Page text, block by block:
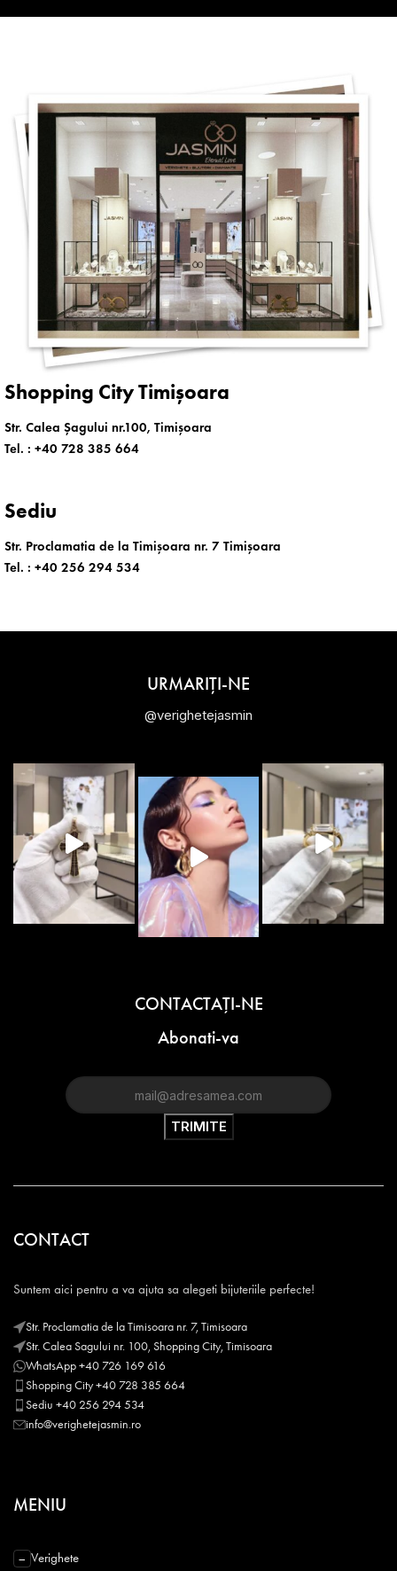
Shopping City Timișoara
Str. Calea Șagului nr.100, Timișoara
Tel. : +40 728 385 664
Sediu
Str. Proclamatia de la Timișoara nr. 7 Timișoara
Tel. : +40 256 294 534
URMARIȚI-NE
@verighetejasmin
CONTACTAŢI-NE
Abonati-va
CONTACT
Suntem aici pentru a va ajuta sa alegeti bijuteriile perfecte!
Str. Proclamatia de la Timisoara nr. 7, Timisoara
Str. Calea Sagului nr. 100, Shopping City, Timisoara
WhatsApp +40 726 169 616
Shopping City +40 728 385 664
Sediu +40 256 294 534
info@verighetejasmin.ro
MENIU
− Verighete